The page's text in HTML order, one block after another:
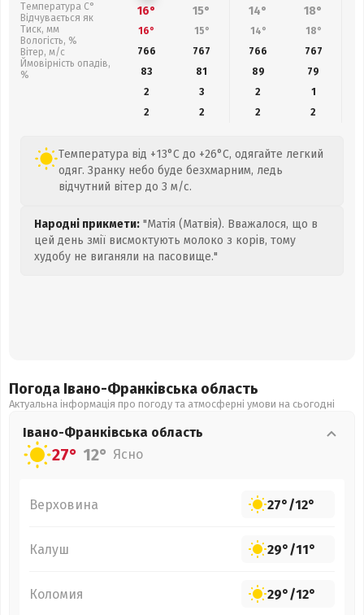
Температура С°
Відчувається як
Тиск, мм
Вологість, %
Вітер, м/с
Ймовірність опадів,
%
16° 15° 14° 18°
16° 15° 14° 18°
766
767 766 767
83
81 89 79
2
3 2
1
2
2 2 2
Температура від +13°C до +26°C, одягайте легкий
одяг. Зранку небо буде безхмарним, ледь
відчутний вітер до 3 м/с.
Народні прикмети: "Матія (Матвія). Вважалося, що в
цей день змії висмоктують молоко з корів, тому
худобу не виганяли на пасовище."
Погода Івано-Франківська область
Актуальна інформація про погоду та атмосферні умови на сьогодні
Івано-Франківська область
27° 12° Ясно
Верховина 27°/12°
Калуш 29°/11°
Коломия 29°/12°